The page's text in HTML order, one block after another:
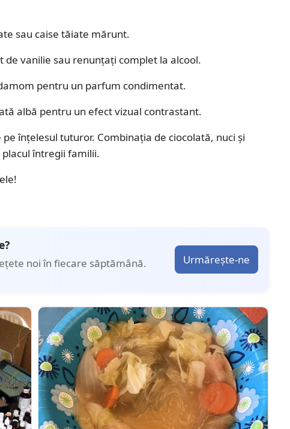
sau caise tăiate mărunt.
vanilie sau renunțați complet la alcool.
pentru un parfum condimentat.
albă pentru un efect vizual contrastant.
înțelesul tuturor. Combinația de ciocolată, nuci și
întregii familii.
noi în fiecare săptămână. Urmărește-ne